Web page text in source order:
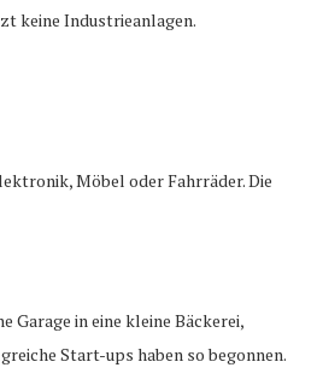
keine Industrieanlagen.
Möbel oder Fahrräder. Die
Garage in eine kleine Bäckerei,
Start-ups haben so begonnen.